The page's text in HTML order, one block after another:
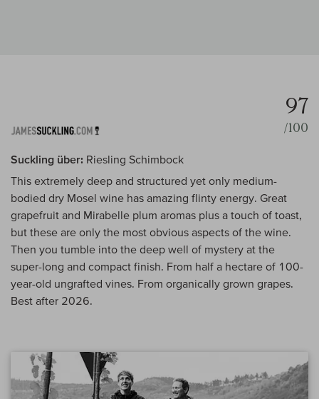
97
/100
Suckling über: Riesling Schimbock
This extremely deep and structured yet only medium-
bodied dry Mosel wine has amazing flinty energy. Great
grapefruit and Mirabelle plum aromas plus a touch of toast,
but these are only the most obvious aspects of the wine.
Then you tumble into the deep well of mystery at the
super-long and compact finish. From half a hectare of 100-
year-old ungrafted vines. From organically grown grapes.
Best after 2026.